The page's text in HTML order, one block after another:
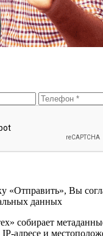
«Отправить», Вы
данных
собирает
адресе и